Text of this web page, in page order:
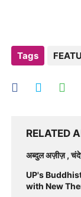
Tags
RELATED
अब्दुल अज़ीज़ ,
UP's
with New